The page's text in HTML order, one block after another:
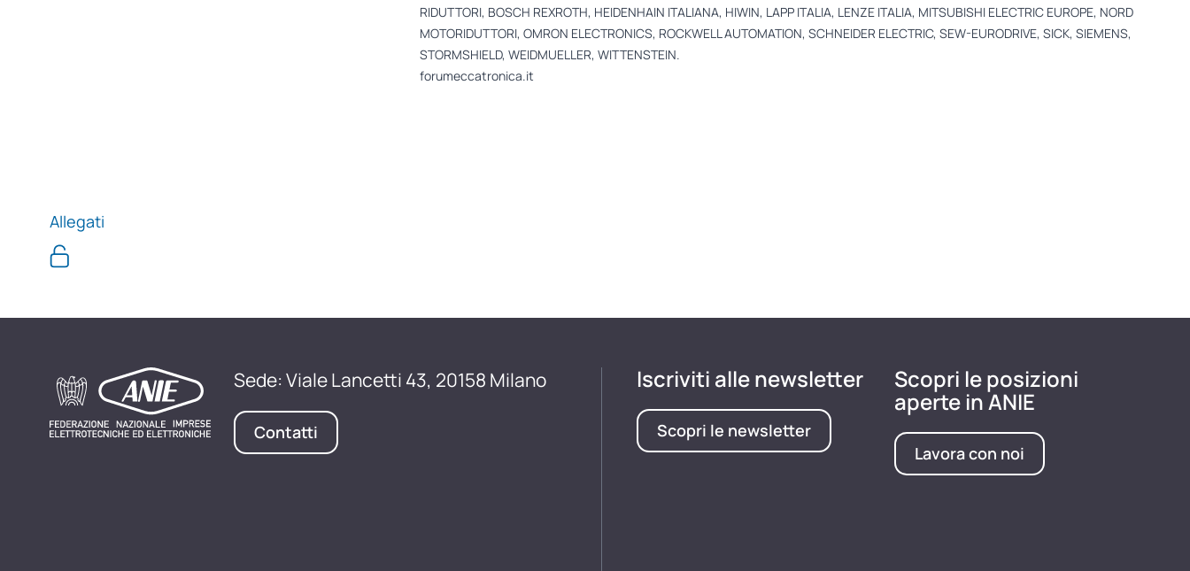
RIDUTTORI, BOSCH REXROTH, HEIDENHAIN ITALIANA, HIWIN, LAPP ITALIA, LENZE ITALIA, MITSUBISHI ELECTRIC EUROPE, NORD
MOTORIDUTTORI, OMRON ELECTRONICS, ROCKWELL AUTOMATION, SCHNEIDER ELECTRIC, SEW-EURODRIVE, SICK, SIEMENS,
STORMSHIELD, WEIDMUELLER, WITTENSTEIN.
forumeccatronica.it
Allegati
Sede: Viale Lancetti 43, 20158 Milano
Contatti
Iscriviti alle newsletter
Scopri le newsletter
Scopri le posizioni
aperte in ANIE
Lavora con noi